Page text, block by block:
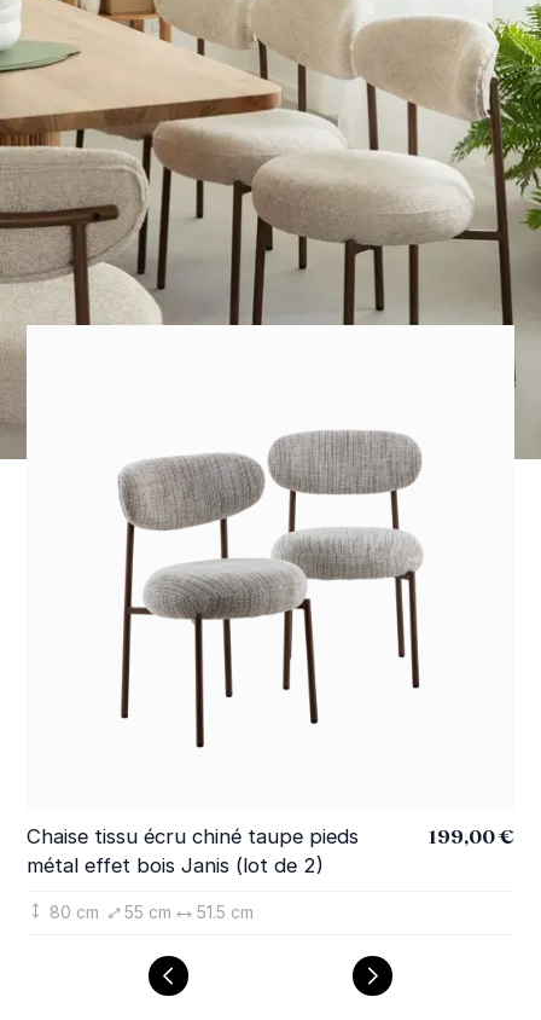
Chaise tissu écru chiné taupe pieds
métal effet bois Janis (lot de 2)
199,00 €
80 cm 55 cm 51.5 cm